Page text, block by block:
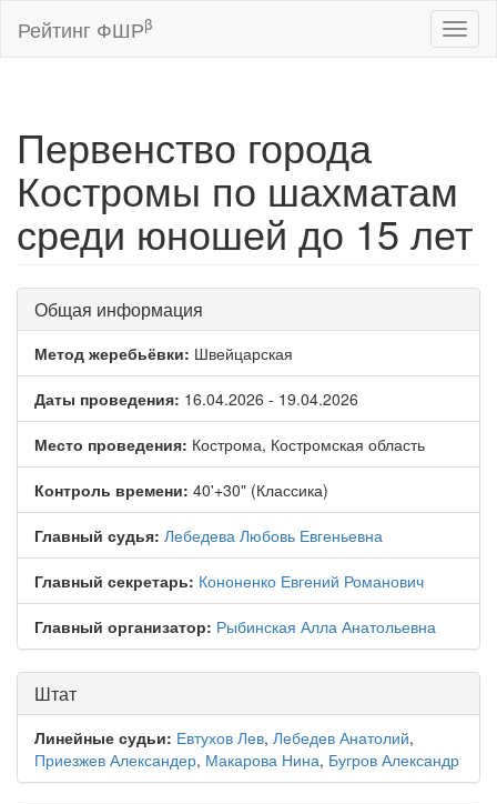
Рейтинг ФШРβ
Первенство города
Костромы по шахматам
среди юношей до 15 лет
Общая информация
Метод жеребьёвки: Швейцарская
Даты проведения: 16.04.2026 - 19.04.2026
Место проведения: Кострома, Костромская область
Контроль времени: 40'+30" (Классика)
Главный судья: Лебедева Любовь Евгеньевна
Главный секретарь: Кононенко Евгений Романович
Главный организатор: Рыбинская Алла Анатольевна
Штат
Линейные судьи: Евтухов Лев, Лебедев Анатолий,
Приезжев Александер, Макарова Нина, Бугров Александр